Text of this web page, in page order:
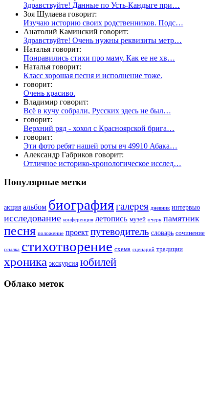
Здравствуйте! Данные по Усть-Кандыге при…
Зоя Шулаева говорит:
Изучаю историю своих родственников. Подс…
Анатолий Каминский говорит:
Здравствуйте! Очень нужны реквизиты метр…
Наталья говорит:
Понравились стихи про маму. Как ее не хв…
Наталья говорит:
Класс хорошая песня и исполнение тоже.
говорит:
Очень красиво.
Владимир говорит:
Всё в кучу собрали, Русских здесь не был…
говорит:
Верхний ряд - хохол с Красноярской брига…
говорит:
Эти фото ребят нашей роты вч 49910 Абака…
Александр Габриков говорит:
Отличное историко-хронологическое исслед…
Популярные метки
акция альбом биографиягалерея дневник интервью
исследование конференция летопись музей очерк памятник
песня положение проект путеводитель словарь сочинение
ссылка стихотворение схема сценарий традиции
хроника экскурсия юбилей
Облако меток